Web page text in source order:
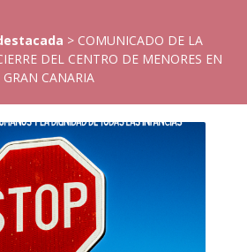
> COMUNICADO DE LA
DEL CENTRO DE MENORES EN
GRAN CANARIA